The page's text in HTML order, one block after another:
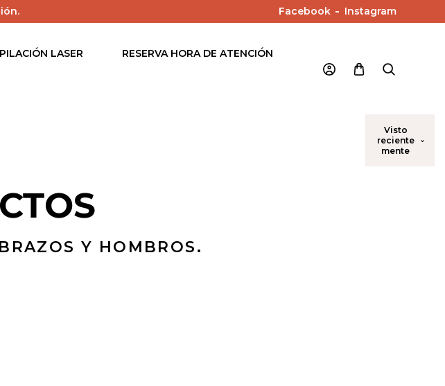
Facebook Instagram
LASER RESERVA HORA DE ATENCIÓN
Y HOMBROS.
Visto
reciente
mente